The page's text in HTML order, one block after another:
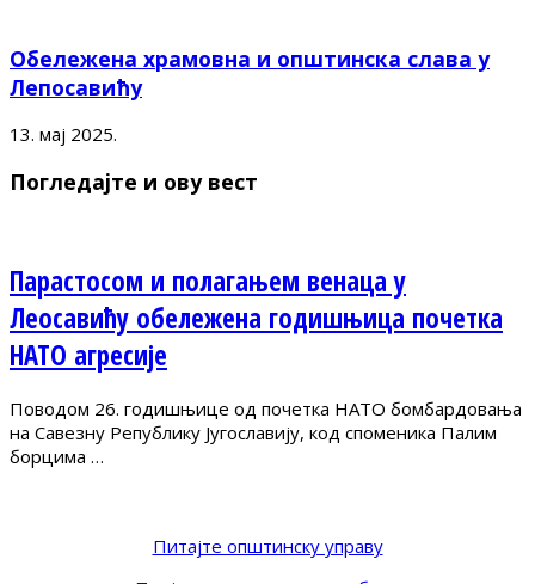
Обележена храмовна и општинска слава у
Лепосавићу
13. мај 2025.
Погледајте и ову вест
Парастосом и полагањем венаца у
Леосавићу обележена годишњица почетка
НАТО агресије
Поводом 26. годишњице од почетка НАТО бомбардовања
на Савезну Републику Југославију, код споменика Палим
борцима …
Питајте општинску управу